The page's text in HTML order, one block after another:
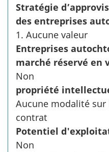
Stratégie
des entreprises
1. Aucune valeur
Entreprises
marché réservé en
Non
propriété
Aucune modalité sur
contrat
Potentiel
Non